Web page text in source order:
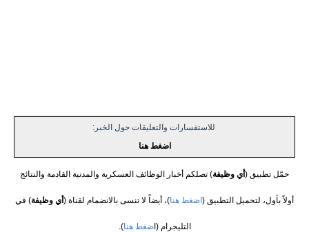
للاستفسارات والتعليقات حول الخبر:
اضغط هنا
حمّل تطبيق ( أي وظيفة) تصلكم أخبار الوظائف العسكرية والمدنية القادمة والنتائج
أولاً بأول، لتحميل التطبيق ( اضغط هنا)، أيضاً لا تنسى بالانضمام لقناة ( أي وظيفة) في
التليجرام (اضغط هنا).